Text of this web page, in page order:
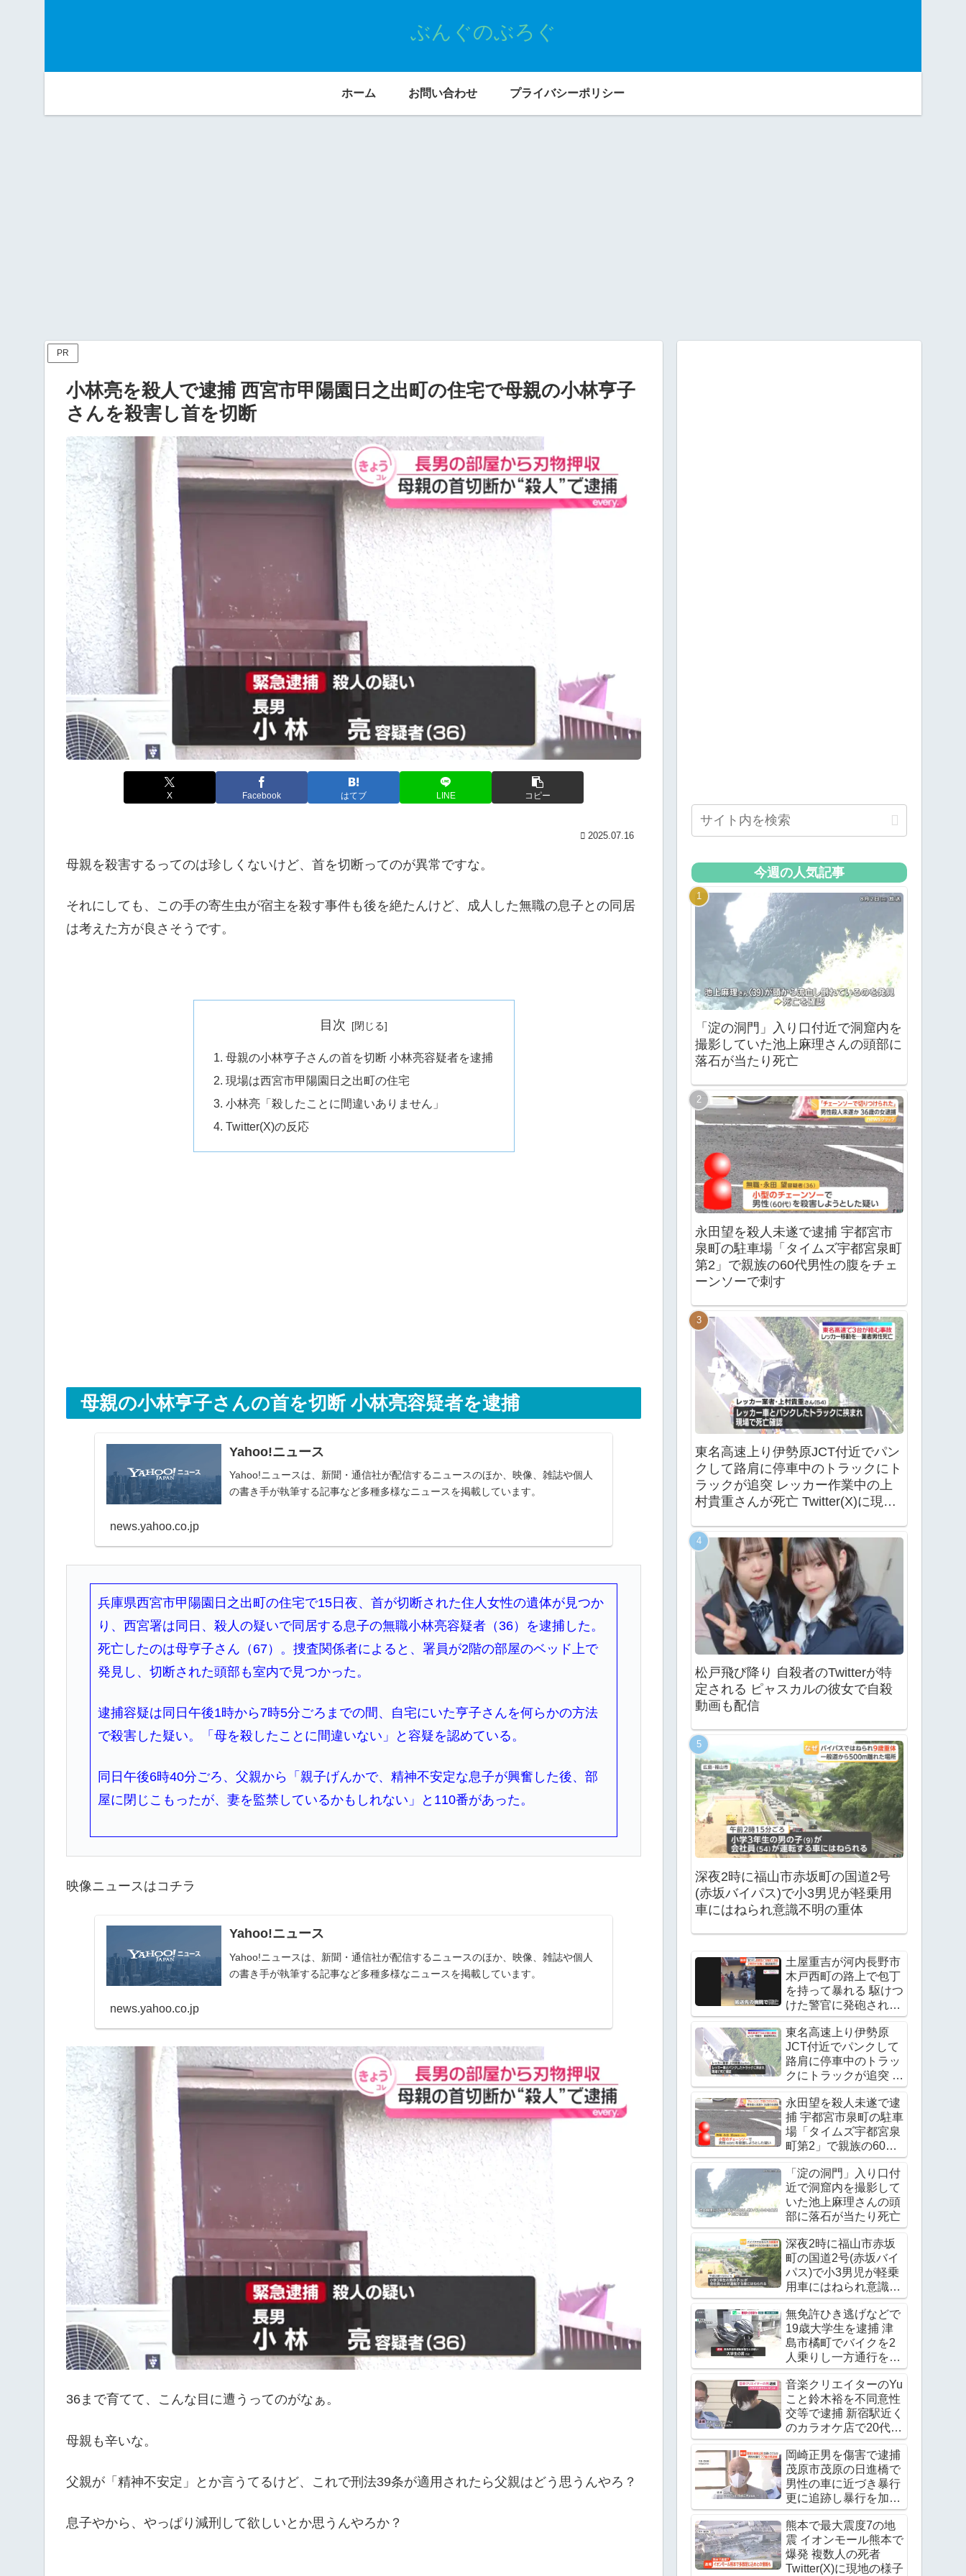
ぶんぐのぶろぐ
ホーム お問い合わせ プライバシーポリシー
PR
小林亮を殺人で逮捕 西宮市甲陽園日之出町の住宅で母親の小林亨子
さんを殺害し首を切断
X Facebook はてブ LINE コピー
2025.07.16
母親を殺害するってのは珍しくないけど、首を切断ってのが異常ですな。
それにしても、この手の寄生虫が宿主を殺す事件も後を絶たんけど、成人した無職の息子との同居
は考えた方が良さそうです。
目次
母親の小林亨子さんの首を切断 小林亮容疑者を逮捕
現場は西宮市甲陽園日之出町の住宅
小林亮「殺したことに間違いありません」
Twitter(X)の反応
母親の小林亨子さんの首を切断 小林亮容疑者を逮捕
Yahoo!ニュース
Yahoo!ニュースは、新聞・通信社が配信するニュースのほか、映像、雑誌や個人
の書き手が執筆する記事など多種多様なニュースを掲載しています。
news.yahoo.co.jp
兵庫県西宮市甲陽園日之出町の住宅で15日夜、首が切断された住人女性の遺体が見つか
り、西宮署は同日、殺人の疑いで同居する息子の無職小林亮容疑者（36）を逮捕した。
死亡したのは母亨子さん（67）。捜査関係者によると、署員が2階の部屋のベッド上で
発見し、切断された頭部も室内で見つかった。
逮捕容疑は同日午後1時から7時5分ごろまでの間、自宅にいた亨子さんを何らかの方法
で殺害した疑い。「母を殺したことに間違いない」と容疑を認めている。
同日午後6時40分ごろ、父親から「親子げんかで、精神不安定な息子が興奮した後、部
屋に閉じこもったが、妻を監禁しているかもしれない」と110番があった。
映像ニュースはコチラ
Yahoo!ニュース
Yahoo!ニュースは、新聞・通信社が配信するニュースのほか、映像、雑誌や個人
の書き手が執筆する記事など多種多様なニュースを掲載しています。
news.yahoo.co.jp
36まで育てて、こんな目に遭うってのがなぁ。
母親も辛いな。
父親が「精神不安定」とか言うてるけど、これで刑法39条が適用されたら父親はどう思うんやろ？
息子やから、やっぱり減刑して欲しいとか思うんやろか？
今週の人気記事
「淀の洞門」入り口付近で洞窟内を
撮影していた池上麻理さんの頭部に
落石が当たり死亡
永田望を殺人未遂で逮捕 宇都宮市
泉町の駐車場「タイムズ宇都宮泉町
第2」で親族の60代男性の腹をチェ
ーンソーで刺す
東名高速上り伊勢原JCT付近でパン
クして路肩に停車中のトラックにト
ラックが追突 レッカー作業中の上
村貴重さんが死亡 Twitter(X)に現地
松戸飛び降り 自殺者のTwitterが特
定される ピャスカルの彼女で自殺
動画も配信
深夜2時に福山市赤坂町の国道2号
(赤坂バイパス)で小3男児が軽乗用
車にはねられ意識不明の重体
土屋重吉が河内長野市
木戸西町の路上で包丁
を持って暴れる 駆けつ
けた警官に発砲され死
亡
東名高速上り伊勢原
JCT付近でパンクして
路肩に停車中のトラッ
クにトラックが追突 レ
ッカー作業中の上村貴
重さんが死亡
Twitter(X)に現地の様子
永田望を殺人未遂で逮
捕 宇都宮市泉町の駐車
場「タイムズ宇都宮泉
町第2」で親族の60代
男性の腹をチェーンソ
ーで刺す
「淀の洞門」入り口付
近で洞窟内を撮影して
いた池上麻理さんの頭
部に落石が当たり死亡
深夜2時に福山市赤坂
町の国道2号(赤坂バイ
パス)で小3男児が軽乗
用車にはねられ意識不
明の重体
無免許ひき逃げなどで
19歳大学生を逮捕 津
島市橘町でバイクを2
人乗りし一方通行を逆
走 ワンボックスカーと
衝突し逃走
音楽クリエイターのYu
こと鈴木裕を不同意性
交等で逮捕 新宿駅近く
のカラオケ店で20代の
女優の下半身を触る
岡崎正男を傷害で逮捕
茂原市茂原の日進橋で
男性の車に近づき暴行
更に追跡し暴行を加え
る
熊本で最大震度7の地
震 イオンモール熊本で
爆発 複数人の死者
Twitter(X)に現地の様子